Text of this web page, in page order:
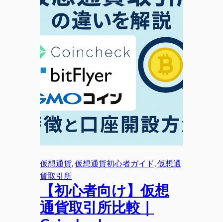
仮想通貨 仮想通貨初心者ガイド 仮想通
貨取引所
【初心者向け】仮想
通貨取引所比較｜